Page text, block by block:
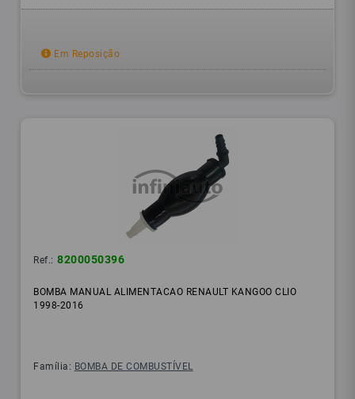
Em Reposição
Ref.: 8200050396
BOMBA MANUAL ALIMENTACAO RENAULT KANGOO CLIO
1998-2016
Família: BOMBA DE COMBUSTÍVEL